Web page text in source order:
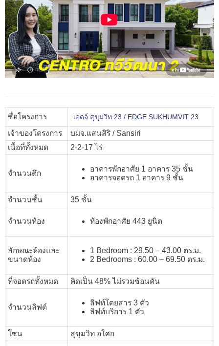
ชื่อโครงการ เอดจ์ สุขุมวิท 23 / EDGE SUKHUMVIT 23
เจ้าของโครงการ
บมจ.แสนสิริ / Sansiri
เนื้อที่ทั้งหมด
2-2-17 ไร่
จำนวนตึก
อาคารพักอาศัย 1 อาคาร 35 ชั้น
อาคารจอดรถ 1 อาคาร 9 ชั้น
จำนวนชั้น 35 ชั้น
จำนวนห้อง ห้องพักอาศัย 443 ยูนิต
ลักษณะห้องและ
ขนาดห้อง
1 Bedroom : 29.50 – 43.00 ตร.ม.
2 Bedrooms : 60.00 – 69.50 ตร.ม.
ที่จอดรถทั้งหมด คิดเป็น 48% ไม่รวมซ้อนคัน
จำนวนลิฟต์
ลิฟท์โดยสาร 3 ตัว
ลิฟท์บริการ 1 ตัว
โซน สุขุมวิท อโศก